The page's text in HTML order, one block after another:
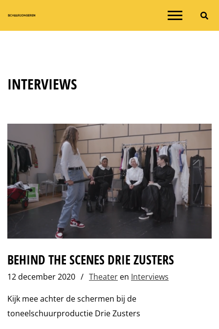
INTERVIEWS
BEHIND THE SCENES DRIE ZUSTERS
12 december 2020 / Theater en Interviews
Kijk mee achter de schermen bij de
toneelschuurproductie Drie Zusters